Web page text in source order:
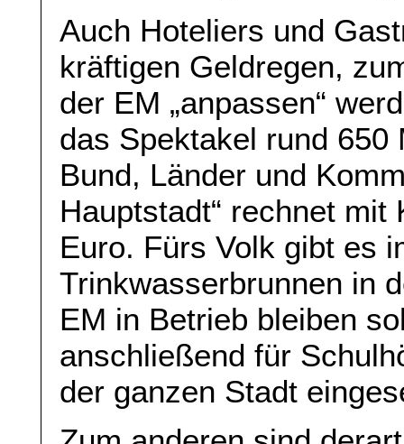
Auch Hoteliers und
kräftigen Geldregen,
der EM „anpassen“
das Spektakel rund
Bund, Länder und
Hauptstadt“ rechnet
Euro. Fürs Volk gibt es
Trinkwasserbrunnen in
EM in Betrieb bleiben
anschließend für
der ganzen Stadt